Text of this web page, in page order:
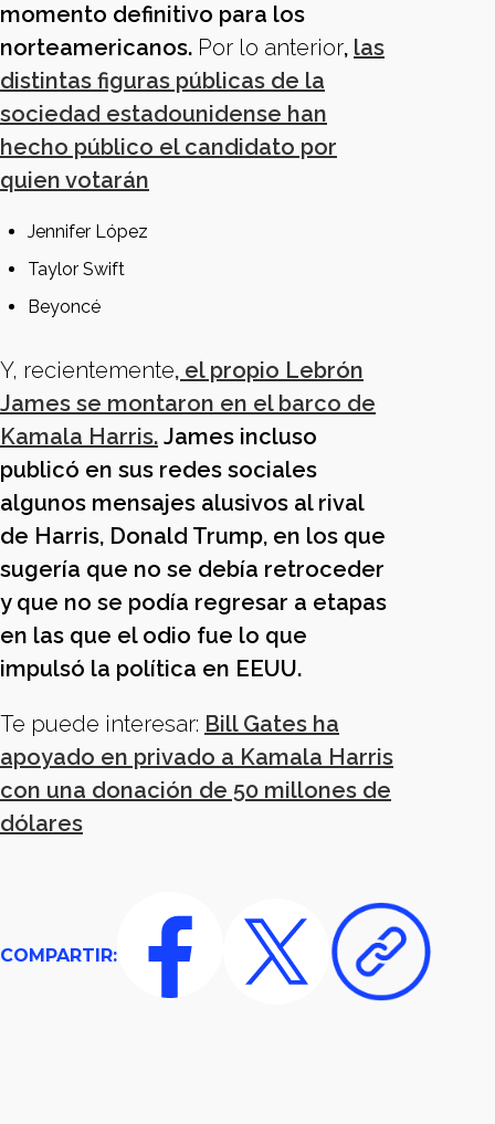
momento definitivo para los
norteamericanos. Por lo anterior, las
distintas figuras públicas de la
sociedad estadounidense han
hecho público el candidato por
quien votarán
Jennifer López
Taylor Swift
Beyoncé
Y, recientemente, el propio Lebrón
James se montaron en el barco de
Kamala Harris. James incluso
publicó en sus redes sociales
algunos mensajes alusivos al rival
de Harris, Donald Trump, en los que
sugería que no se debía retroceder
y que no se podía regresar a etapas
en las que el odio fue lo que
impulsó la política en EEUU.
Te puede interesar: Bill Gates ha
apoyado en privado a Kamala Harris
con una donación de 50 millones de
dólares
COMPARTIR: